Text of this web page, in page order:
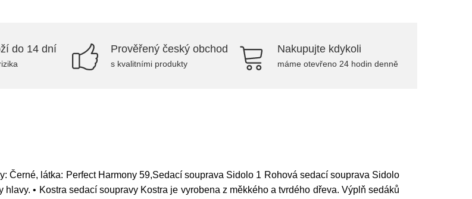
do 14 dní Prověřený český obchod
s kvalitními produkty
Nakupujte kdykoli
máme otevřeno 24 hodin denně
Černé, látka: Perfect Harmony 59,Sedací souprava Sidolo 1 Rohová sedací souprava Sidolo
• Kostra sedací soupravy Kostra je vyrobena z měkkého a tvrdého dřeva. Výplň sedáků